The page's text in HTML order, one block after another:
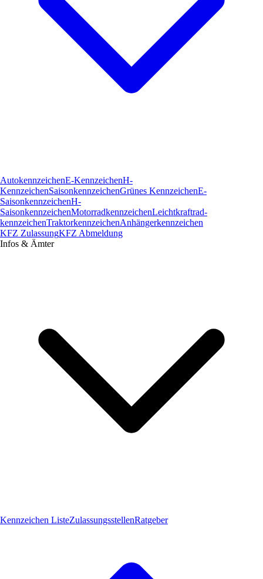
AutokennzeichenE-KennzeichenH-
KennzeichenSaisonkennzeichenGrünes KennzeichenE-
SaisonkennzeichenH-
SaisonkennzeichenMotorradkennzeichenLeichtkraftrad­
kennzeichenTraktorkennzeichenAnhängerkennzeichen
KFZ ZulassungKFZ Abmeldung
Infos & Ämter
Kennzeichen ListeZulassungsstellenRatgeber